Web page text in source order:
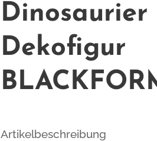
Dinosaurier
Dekofigur
Artikelbeschreibung